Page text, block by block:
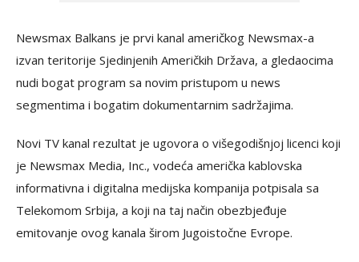
Newsmax Balkans je prvi kanal američkog Newsmax-a
izvan teritorije Sjedinjenih Američkih Država, a gledaocima
nudi bogat program sa novim pristupom u news
segmentima i bogatim dokumentarnim sadržajima.
Novi TV kanal rezultat je ugovora o višegodišnjoj licenci koji
je Newsmax Media, Inc., vodeća američka kablovska
informativna i digitalna medijska kompanija potpisala sa
Telekomom Srbija, a koji na taj način obezbjeđuje
emitovanje ovog kanala širom Jugoistočne Evrope.